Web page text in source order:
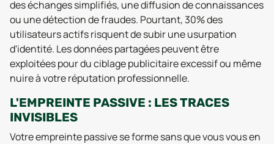
des échanges simplifiés, une diffusion de connaissances
ou une détection de fraudes. Pourtant, 30% des
utilisateurs actifs risquent de subir une usurpation
d'identité. Les données partagées peuvent être
exploitées pour du ciblage publicitaire excessif ou même
nuire à votre réputation professionnelle.
L'EMPREINTE PASSIVE : LES TRACES
INVISIBLES
Votre empreinte passive se forme sans que vous vous en